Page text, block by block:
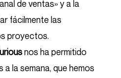
de ventas» y a la
fácilmente las
proyectos.
nos ha permitido
a la semana, que hemos